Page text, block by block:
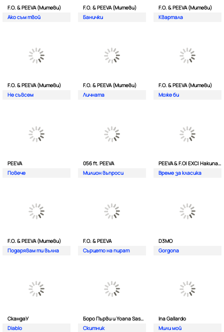
F.O. & PEEVA (Митеви)
Ако съм твой
F.O. & PEEVA (Митеви)
Банички
F.O. & PEEVA (Митеви)
Квартала
F.O. & PEEVA (Митеви)
Не съвсем
F.O. & PEEVA (Митеви)
Личната
F.O. & PEEVA (Митеви)
Мoже би
PEEVA
Повече
056 ft. PEEVA
Милион въпроси
PEEVA & F.O| EXC| Hakunata ft. Tri'o Quatro
Време за класика
F.O. & PEEVA (Митеви)
Подарявам ти вълна
F.O. & PEEVA
Сърцето на пират
D3MO
Gorgona
СкандаУ
Diablo
Боро Първи и Yoana Sashova
Скитник
Ina Gallardo
Мили мой